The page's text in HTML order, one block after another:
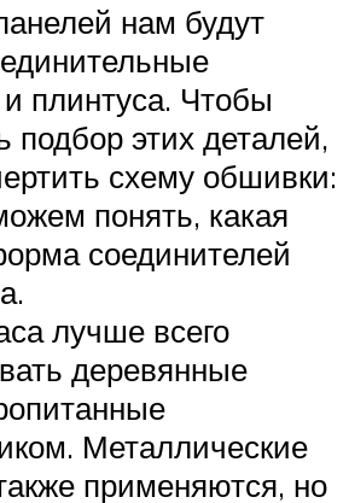
нам будут
плинтуса. Чтобы
подбор этих деталей,
схему обшивки:
понять, какая
соединителей
лучше всего
деревянные
Металлические
применяются, но